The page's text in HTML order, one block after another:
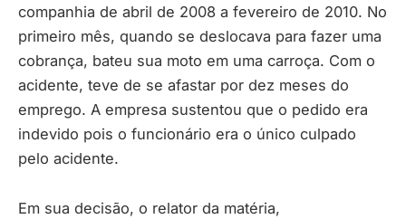
companhia de abril de 2008 a fevereiro de 2010. No
primeiro mês, quando se deslocava para fazer uma
cobrança, bateu sua moto em uma carroça. Com o
acidente, teve de se afastar por dez meses do
emprego. A empresa sustentou que o pedido era
indevido pois o funcionário era o único culpado
pelo acidente.
Em sua decisão, o relator da matéria,